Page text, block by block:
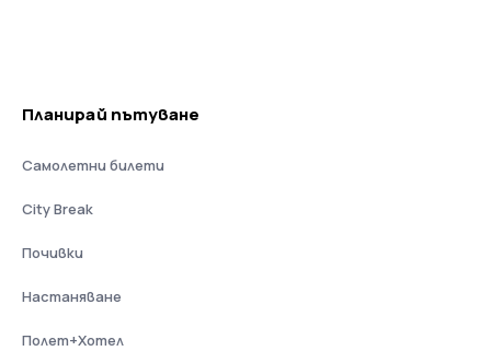
Планирай пътуване
Самолетни билети
City Break
Почивки
Настаняване
Полет+Хотел